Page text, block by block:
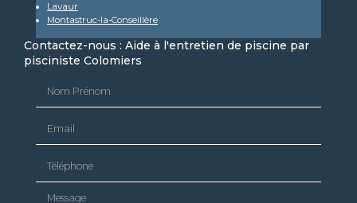
Lavaur
Montastruc-la-Conseillère
Contactez-nous : Aide à l'entretien de piscine par
pisciniste Colomiers
Message